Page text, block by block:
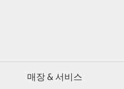
매장 & 서비스